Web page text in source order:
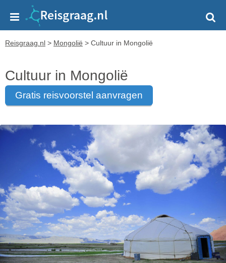
Reisgraag.nl > Mongolië > Cultuur in Mongolië
Cultuur in Mongolië
gratis reisvoorstel aanvragen